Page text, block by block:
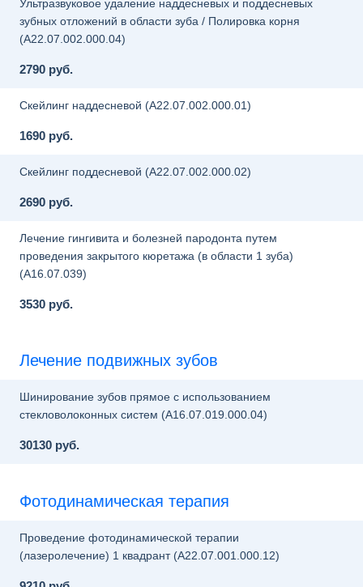
Ультразвуковое удаление наддесневых и поддесневых
зубных отложений в области зуба / Полировка корня
(A22.07.002.000.04)
2790 руб.
Скейлинг наддесневой (A22.07.002.000.01)
1690 руб.
Скейлинг поддесневой (A22.07.002.000.02)
2690 руб.
Лечение гингивита и болезней пародонта путем
проведения закрытого кюретажа (в области 1 зуба)
(A16.07.039)
3530 руб.
Лечение подвижных зубов
Шинирование зубов прямое с использованием
стекловолоконных систем (A16.07.019.000.04)
30130 руб.
Фотодинамическая терапия
Проведение фотодинамической терапии
(лазеролечение) 1 квадрант (A22.07.001.000.12)